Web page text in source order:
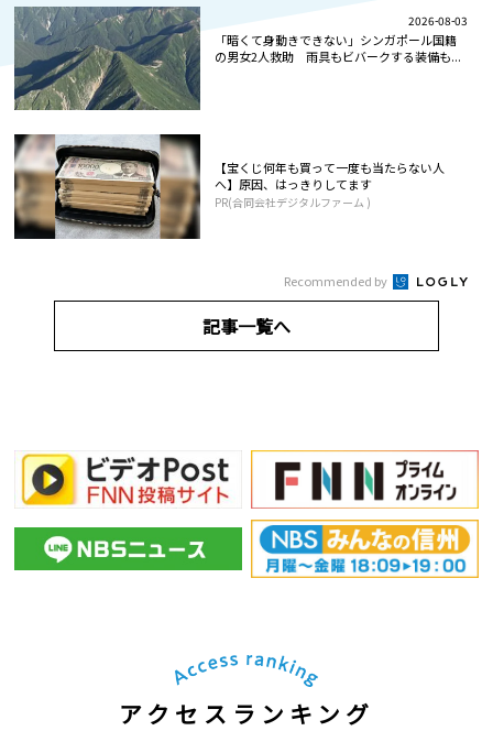
2026-08-03
「暗くて身動きできない」シンガポール国籍
の男女2人救助 雨具もビバークする装備も...
【宝くじ何年も買って一度も当たらない人
へ】原因、はっきりしてます
PR(合同会社デジタルファーム )
Recommended by
記事一覧へ
アクセスランキング